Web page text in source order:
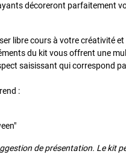
décoreront parfaitement
libre cours à votre créativité
du kit vous offrent une
saisissant qui correspond
:
de présentation. Le kit